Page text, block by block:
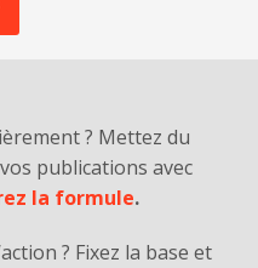
? Mettez du
publications avec
la formule.
? Fixez la base et